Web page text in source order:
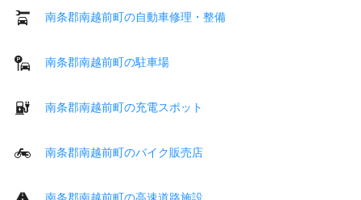
南条郡南越前町の自動車修理・整備
南条郡南越前町の駐車場
南条郡南越前町の充電スポット
南条郡南越前町のバイク販売店
南条郡南越前町の高速道路施設